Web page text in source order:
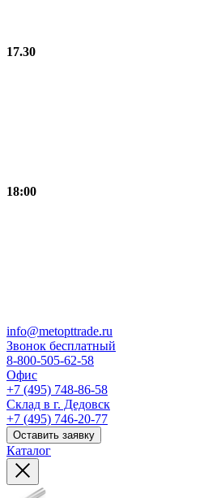
17.30
18:00
info@metopttrade.ru
Звонок бесплатный
8-800-505-62-58
Офис
+7 (495) 748-86-58
Склад в г. Дедовск
+7 (495) 746-20-77
Оставить заявку
Каталог